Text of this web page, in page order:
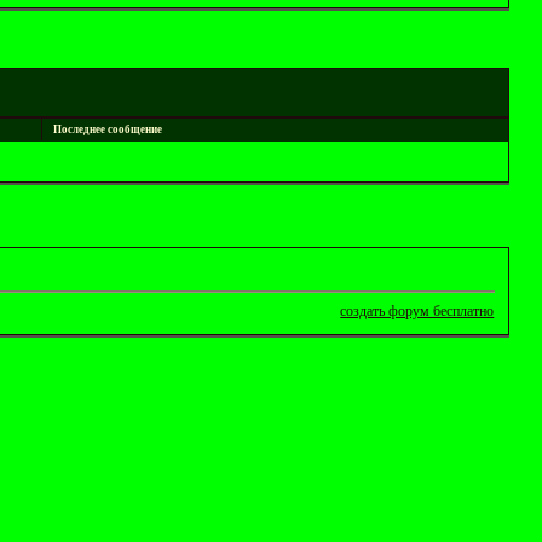
Последнее сообщение
создать форум бесплатно